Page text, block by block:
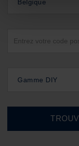
Belgique
Gamme DIY